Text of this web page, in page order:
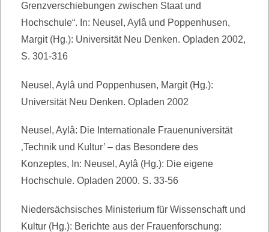
Grenzverschiebungen zwischen Staat und
Hochschule“. In: Neusel, Aylâ und Poppenhusen,
Margit (Hg.): Universität Neu Denken. Opladen 2002,
S. 301-316
Neusel, Aylâ und Poppenhusen, Margit (Hg.):
Universität Neu Denken. Opladen 2002
Neusel, Aylâ: Die Internationale Frauenuniversität
‚Technik und Kultur’ – das Besondere des
Konzeptes, In: Neusel, Aylâ (Hg.): Die eigene
Hochschule. Opladen 2000. S. 33-56
Niedersächsisches Ministerium für Wissenschaft und
Kultur (Hg.): Berichte aus der Frauenforschung: